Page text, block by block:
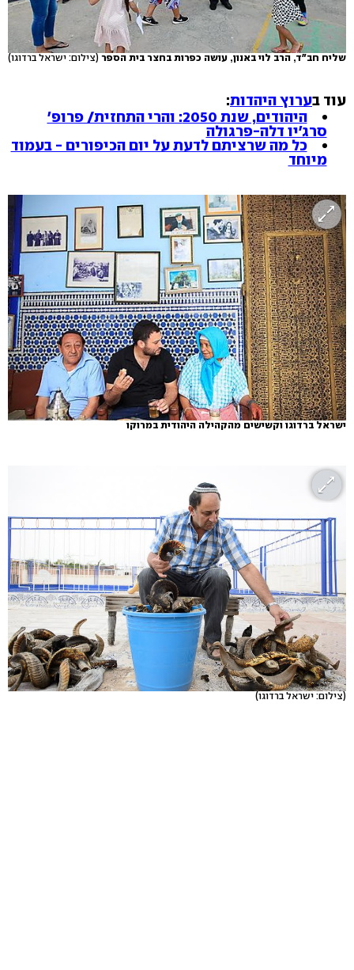
שליח חב"ד, הרב לוי באנון, עושה כפרות בחצר בית הספר (צילום: ישראל ברדוגו)
עוד בערוץ היהדות:
היהודים, שנת 2050: והרי התחזית/ פרופ'
סרג'יו דלה-פרגולה
כל מה שרציתם לדעת על יום הכיפורים - בעמוד
מיוחד
ישראל ברדוגו וקשישים מהקהילה היהודית במרוקו
(צילום: ישראל ברדוגו)